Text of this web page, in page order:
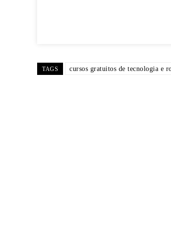
TAGS cursos gratuitos de tecnologia e